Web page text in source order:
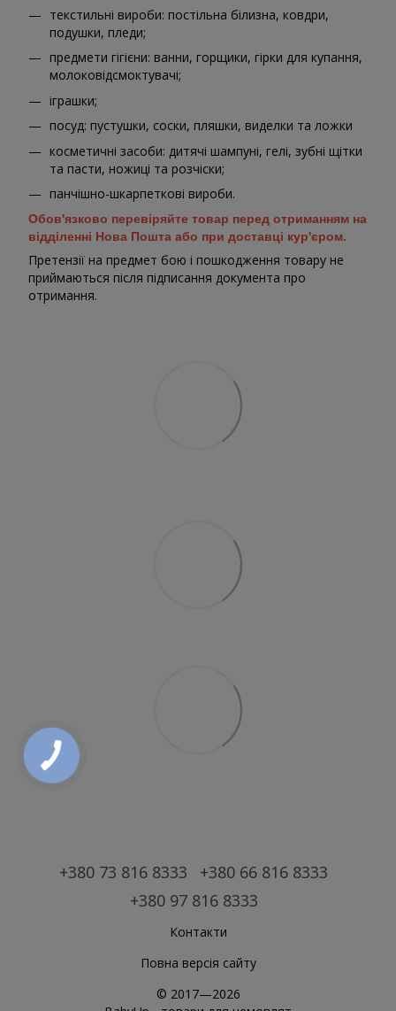
текстильні вироби: постільна білизна, ковдри,
подушки, пледи;
предмети гігієни: ванни, горщики, гірки для купання,
молоковідсмоктувачі;
іграшки;
посуд: пустушки, соски, пляшки, виделки та ложки
косметичні засоби: дитячі шампуні, гелі, зубні щітки
та пасти, ножиці та розчіски;
панчішно-шкарпеткові вироби.
Обов'язково перевіряйте товар перед отриманням на
відділенні Нова Пошта або при доставці кур'єром.
Претензії на предмет бою і пошкодження товару не
приймаються після підписання документа про
отримання.
+380 73 816 8333
+380 66 816 8333
+380 97 816 8333
Контакти
Повна версія сайту
© 2017—2026